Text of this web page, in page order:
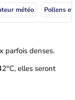
météo Pollens
parfois denses.
elles seront